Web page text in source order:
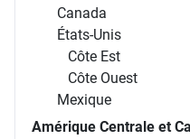
Canada
États-Unis
Côte Est
Côte Ouest
Mexique
Amérique Centrale et